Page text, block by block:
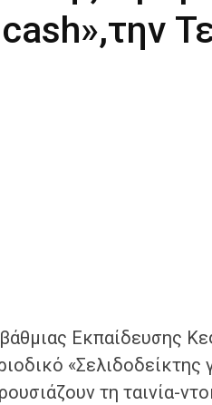
Εκπαίδευσης
«Σελιδοδείκτης
τη ταινία-